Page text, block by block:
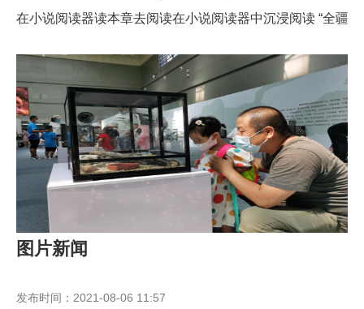
在小说阅读器读本章去阅读在小说阅读器中沉浸阅读 “全疆
文章来源：自治区自然资源厅
出席活动的领导与优秀女同志代表和部分演员合影留
念一个个震撼心灵的故事、一段段矢志奉献的经历、一幅
幅感人肺腑的场景……9月29日，在自治区自然资源厅“凝
聚她力量奋斗新征程”巾帼说主题宣讲活动舞台上，女同胞
[详情]
图片新闻
发布时间：2021-08-06 11:57